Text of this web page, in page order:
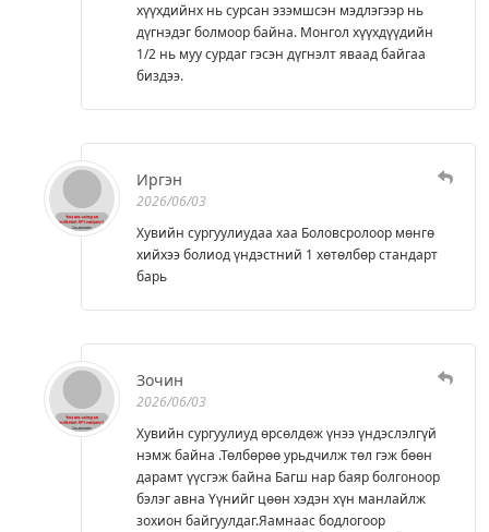
хүүхдийнх нь сурсан эзэмшсэн мэдлэгээр нь
дүгнэдэг болмоор байна. Монгол хүүхдүүдийн
1/2 нь муу сурдаг гэсэн дүгнэлт яваад байгаа
биздээ.
Иргэн
2026/06/03
Хувийн сургуулиудаа хаа Боловсролоор мөнгө
хийхээ болиод үндэстний 1 хөтөлбөр стандарт
барь
Зочин
2026/06/03
Хувийн сургуулиуд өрсөлдөж үнээ үндэслэлгүй
нэмж байна .Төлбөрөө урьдчилж төл гэж бөөн
дарамт үүсгэж байна Багш нар баяр болгоноор
бэлэг авна Үүнийг цөөн хэдэн хүн манлайлж
зохион байгуулдаг.Яамнаас бодлогоор